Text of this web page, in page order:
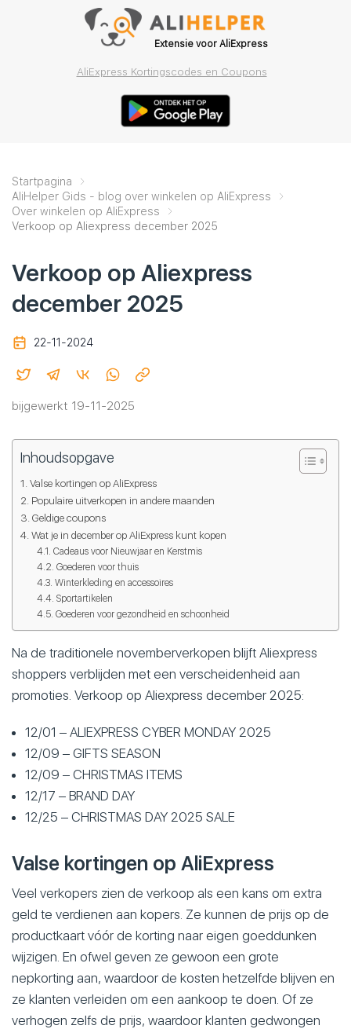
Extensie voor AliExpress
AliExpress Kortingscodes en Coupons
Startpagina
AliHelper Gids - blog over winkelen op AliExpress
Over winkelen op AliExpress
Verkoop op Aliexpress december 2025
Verkoop op Aliexpress
december 2025
22-11-2024
bijgewerkt 19-11-2025
Inhoudsopgave
Valse kortingen op AliExpress
Populaire uitverkopen in andere maanden
Geldige coupons
Wat je in december op AliExpress kunt kopen
Cadeaus voor Nieuwjaar en Kerstmis
Goederen voor thuis
Winterkleding en accessoires
Sportartikelen
Goederen voor gezondheid en schoonheid
Na de traditionele novemberverkopen blijft Aliexpress
shoppers verblijden met een verscheidenheid aan
promoties. Verkoop op Aliexpress december 2025:
12/01 – ALIEXPRESS CYBER MONDAY 2025
12/09 – GIFTS SEASON
12/09 – CHRISTMAS ITEMS
12/17 – BRAND DAY
12/25 – CHRISTMAS DAY 2025 SALE
Valse kortingen op AliExpress
Veel verkopers zien de verkoop als een kans om extra
geld te verdienen aan kopers. Ze kunnen de prijs op de
productkaart vóór de korting naar eigen goeddunken
wijzigen. En ofwel geven ze gewoon een grote
nepkorting aan, waardoor de kosten hetzelfde blijven en
ze klanten verleiden om een aankoop te doen. Of ze
verhogen zelfs de prijs, waardoor klanten gedwongen